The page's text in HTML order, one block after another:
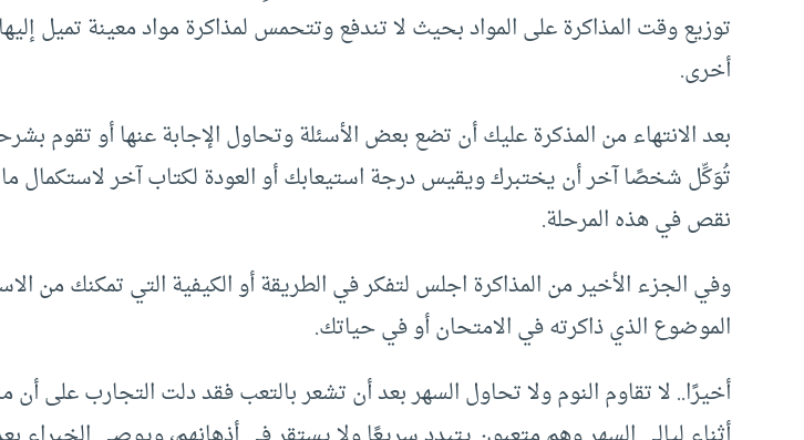
توزيع وقت المذاكرة على المواد بحيث لا تندفع وتتحمس لمذاكرة مواد معينة تميل
أخرى.
بعد الانتهاء من المذكرة عليك أن تضع بعض الأسئلة وتحاول الإجابة عنها أو تقوم
تُوَكِّل شخصًا آخر أن يختبرك ويقيس درجة استيعابك أو العودة لكتاب آخر
نقص في هذه المرحلة.
وفي الجزء الأخير من المذاكرة اجلس لتفكر في الطريقة أو الكيفية التي تمكنك من
الموضوع الذي ذاكرته في الامتحان أو في حياتك.
أخيرًا.. لا تقاوم النوم ولا تحاول السهر بعد أن تشعر بالتعب فقد دلت التجارب على